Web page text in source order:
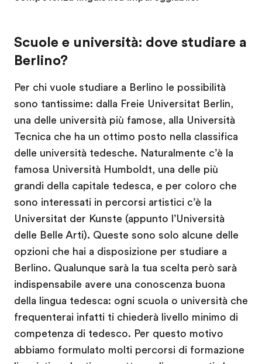
Scuole e università: dove studiare a
Berlino?
Per chi vuole studiare a Berlino le possibilità
sono tantissime: dalla Freie Universitat Berlin,
una delle università più famose, alla Università
Tecnica che ha un ottimo posto nella classifica
delle università tedesche. Naturalmente c’è la
famosa Università Humboldt, una delle più
grandi della capitale tedesca, e per coloro che
sono interessati in percorsi artistici c’è la
Universitat der Kunste (appunto l’Università
delle Belle Arti). Queste sono solo alcune delle
opzioni che hai a disposizione per studiare a
Berlino. Qualunque sarà la tua scelta però sarà
indispensabile avere una conoscenza buona
della lingua tedesca: ogni scuola o università che
frequenterai infatti ti chiederà livello minimo di
competenza di tedesco. Per questo motivo
abbiamo formulato molti percorsi di formazione